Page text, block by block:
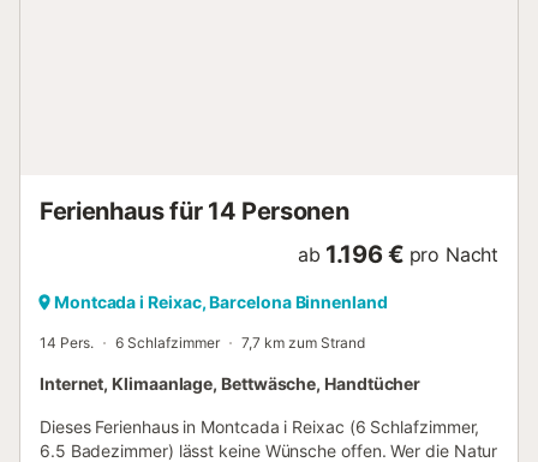
Ferienhaus für 14 Personen
ab 1.196 € pro Nacht
Montcada i Reixac, Barcelona Binnenland
14 Pers. 6 Schlafzimmer 7,7 km zum Strand
Internet, Klimaanlage, Bettwäsche, Handtücher
Dieses Ferienhaus in Montcada i Reixac (6 Schlafzimmer,
6.5 Badezimmer) lässt keine Wünsche offen. Wer die Natur